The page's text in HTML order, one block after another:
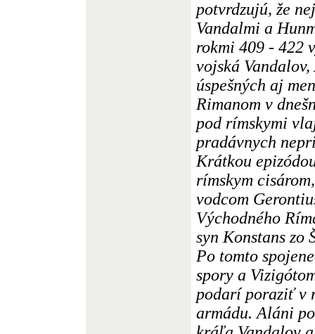
potvrdzujú, že
Vandalmi a
rokmi 409 - 422
vojská
úspešných aj
Rimanom v
pod rímskymi
pradávnych
Krátkou
rímskym
vodcom
Východného
syn Konstans zo
Po tomto
spory a
podarí poraziť v
armádu. Aláni